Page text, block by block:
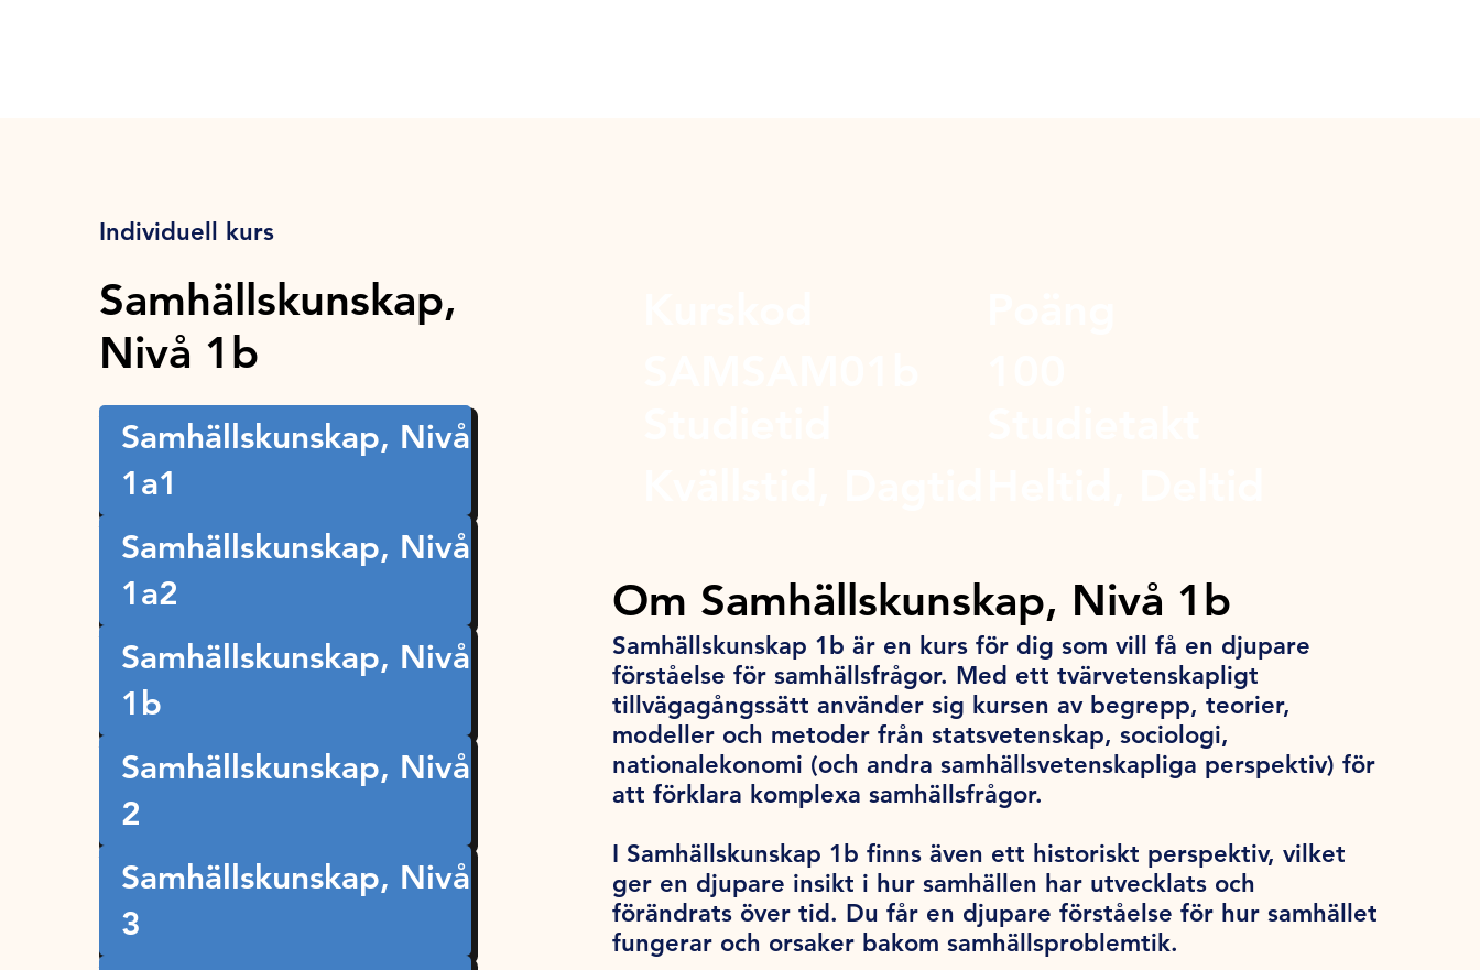
Individuell kurs
Samhällskunskap,
Nivå 1b
Samhällskunskap, Nivå
1a1
Samhällskunskap, Nivå
1a2
Samhällskunskap, Nivå
1b
Samhällskunskap, Nivå
2
Samhällskunskap, Nivå
3
Om Samhällskunskap, Nivå 1b
Samhällskunskap 1b är en kurs för dig som vill få en djupare
förståelse för samhällsfrågor. Med ett tvärvetenskapligt
tillvägagångssätt använder sig kursen av begrepp, teorier,
modeller och metoder från statsvetenskap, sociologi,
nationalekonomi (och andra samhällsvetenskapliga perspektiv) för
att förklara komplexa samhällsfrågor.
I Samhällskunskap 1b finns även ett historiskt perspektiv, vilket
ger en djupare insikt i hur samhällen har utvecklats och
förändrats över tid. Du får en djupare förståelse för hur samhället
fungerar och orsaker bakom samhällsproblemtik.